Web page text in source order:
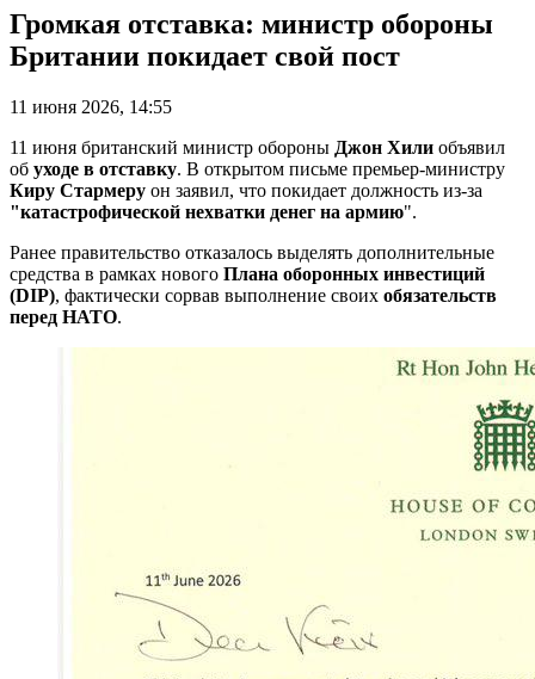
Громкая отставка: министр обороны
Британии покидает свой пост
11 июня 2026, 14:55
11 июня британский министр обороны Джон Хили объявил
об уходе в отставку. В открытом письме премьер-министру
Киру Стармеру он заявил, что покидает должность из-за
"катастрофической нехватки денег на армию".
Ранее правительство отказалось выделять дополнительные
средства в рамках нового Плана оборонных инвестиций
(DIP), фактически сорвав выполнение своих обязательств
перед НАТО.